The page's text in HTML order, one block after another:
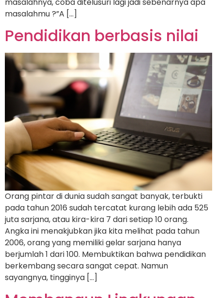
masalahmu ?”A […]
Pendidikan berbasis nilai
Orang pintar di dunia sudah sangat banyak, terbukti
pada tahun 2016 sudah tercatat kurang lebih ada 525
juta sarjana, atau kira-kira 7 dari setiap 10 orang.
Angka ini menakjubkan jika kita melihat pada tahun
2006, orang yang memiliki gelar sarjana hanya
berjumlah 1 dari 100. Membuktikan bahwa pendidikan
berkembang secara sangat cepat. Namun
sayangnya, tingginya […]